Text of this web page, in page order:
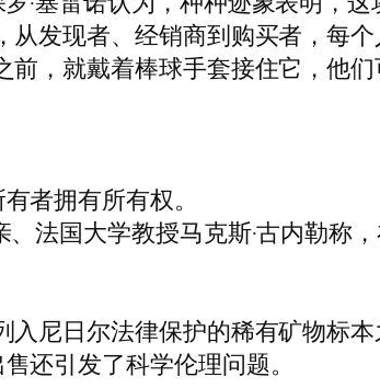
发现者、经销商到购买者，每个
，就戴着棒球手套接住它，他
者拥有所有权。
法国大学教授马克斯·古内勒称
尼日尔法律保护的稀有矿物标本
还引发了科学伦理问题。